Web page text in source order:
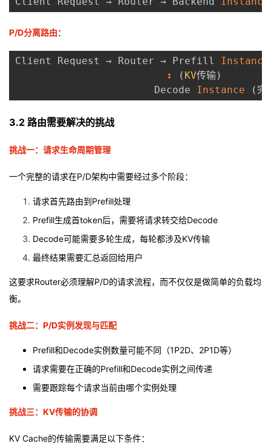
P/D分离路由：
Client Request → Router → Prefill Instance
↕
( KV传输)
                       Decode
Instance ( 完
3.2 路由需要解决的挑战
挑战一：请求生命周期管理
一个完整的请求在P/D架构中需要经过多个阶段：
请求首先路由到Prefill处理
Prefill生成首token后，需要将请求转交给Decode
Decode可能需要多轮生成，每轮都涉及KV传输
最终结果需要汇总返回给用户
这要求Router必须理解P/D的请求流程，而不仅仅是做简单的负载均
衡。
挑战二：P/D实例发现与匹配
Prefill和Decode实例数量可能不同（1P2D、2P1D等）
请求需要在正确的Prefill和Decode实例之间传递
需要跟踪每个请求当前由哪个实例处理
挑战三：KV传输的协调
KV Cache的传输需要满足以下条件：